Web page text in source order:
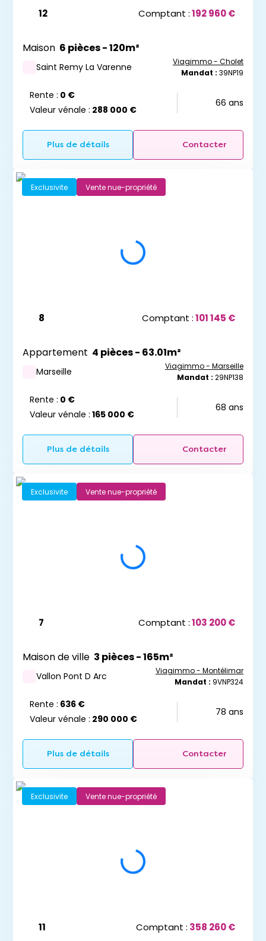
12 Comptant :192 960 €
Maison 6 pièces - 120m²
Saint Remy La Varenne
Viagimmo - Cholet
Mandat : 39NP19
Rente : 0 €
Valeur vénale : 288 000 €
66 ans
Plus de détails Contacter
Exclusivite Vente nue-propriété
8 Comptant :101 145 €
Appartement 4 pièces - 63.01m²
Marseille
Viagimmo - Marseille
Mandat : 29NP138
Rente : 0 €
Valeur vénale : 165 000 €
68 ans
Plus de détails Contacter
Exclusivite Vente nue-propriété
7 Comptant :103 200 €
Maison de ville 3 pièces - 165m²
Vallon Pont D Arc
Viagimmo - Montélimar
Mandat : 9VNP324
Rente : 636 €
Valeur vénale : 290 000 €
78 ans
Plus de détails Contacter
Exclusivite Vente nue-propriété
11 Comptant : 358 260 €